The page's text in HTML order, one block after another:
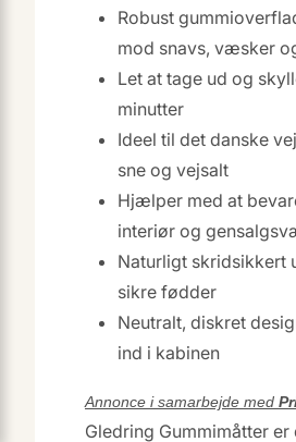
Robust
mod snavs, væsker
Let at tage ud og
minutter
Ideel til det danske
sne og vejsalt
Hjælper med at
interiør og
Naturligt skridsikkert
sikre fødder
Neutralt, diskret
ind i kabinen
Annonce i samarbejde med
Gledring Gummimåtter er